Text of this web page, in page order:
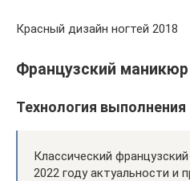
Красный дизайн ногтей 2018
Французский
Технология выполнения
Классический
2022 году актуальности и